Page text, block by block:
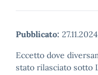
Pubblicato: 27.11.2024
Eccetto dove
stato rilasciato sotto